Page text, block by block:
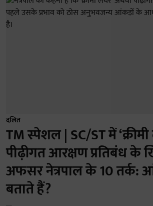
दलित
TM स्पेशल | SC/ST में
पीढ़ीगत आरक्षण प्रतिबंध के
अफसर नेत्रपाल के 10 तर्क:
बताते हैं?